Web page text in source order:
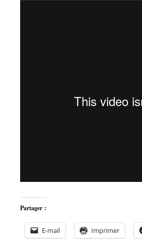
Partager :
E-mail Imprimer